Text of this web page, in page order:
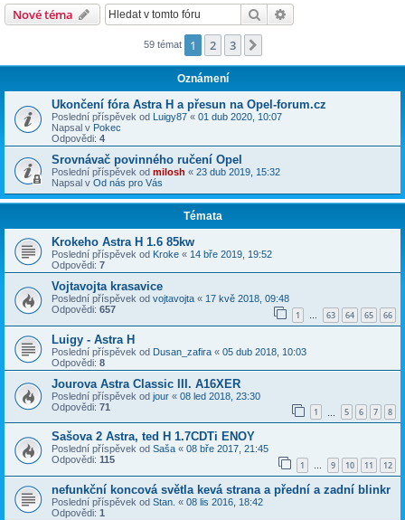
Nové téma Hledat
59 témat 1 2 3
Oznámení
Ukončení fóra Astra H a přesun na Opel-forum.cz
Poslední příspěvek od Luigy87 « 01 dub 2020, 10:07
Napsal v Pokec
Odpovědi: 4
Srovnávač povinného ručení Opel
Poslední příspěvek od milosh « 23 dub 2019, 15:32
Napsal v Od nás pro Vás
Témata
Krokeho Astra H 1.6 85kw
Poslední příspěvek od Kroke « 14 bře 2019, 19:52
Odpovědi: 7
Vojtavojta krasavice
Poslední příspěvek od vojtavojta « 17 kvě 2018, 09:48
Odpovědi: 657 1 … 63 64 65 66
Luigy - Astra H
Poslední příspěvek od Dusan_zafira « 05 dub 2018, 10:03
Odpovědi: 8
Jourova Astra Classic III. A16XER
Poslední příspěvek od jour « 08 led 2018, 23:30
Odpovědi: 71 1 5 6 7 8
Sašova 2 Astra, ted H 1.7CDTi ENOY
Poslední příspěvek od Saša « 08 bře 2017, 21:45
Odpovědi: 115 1 … 9 10 11 12
nefunkční koncová světla kevá strana a přední a zadní blinkr
Poslední příspěvek od Stan. « 08 lis 2016, 18:42
Odpovědi: 1